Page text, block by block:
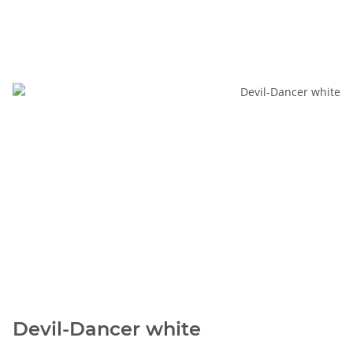
Devil-Dancer white